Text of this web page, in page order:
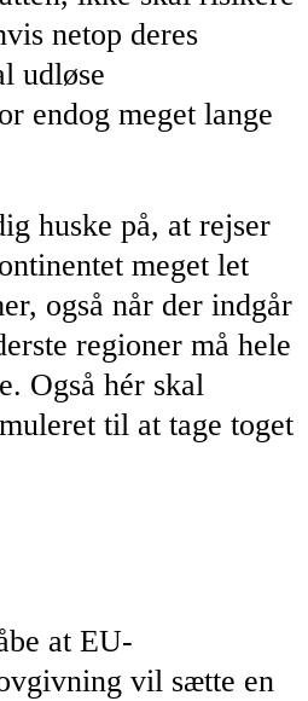
netop deres
udløse
endog meget lange
huske på, at rejser
meget let
også når der indgår
regioner må hele
Også hér skal
til at tage toget
at EU-
vil sætte en